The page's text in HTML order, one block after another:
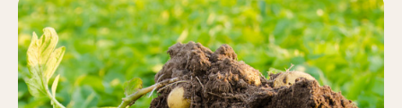
PATATA